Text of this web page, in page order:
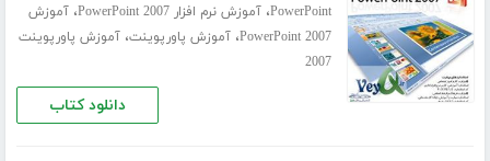
PowerPoint،آموزش نرم افزار PowerPoint 2007 ،آموزش
PowerPoint 2007،آموزش پاورپوینت،آموزش پاورپوینت
2007
دانلود کتاب